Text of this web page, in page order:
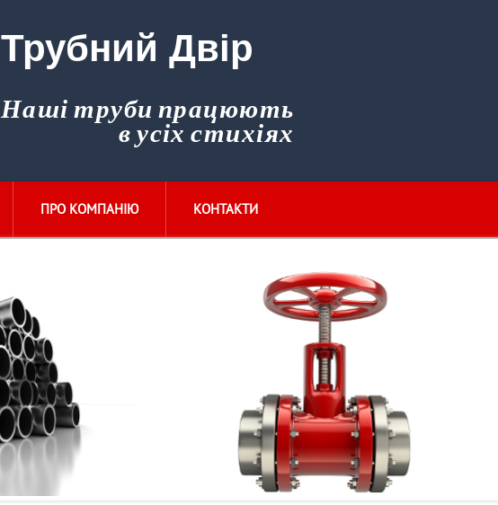
Трубний Двір
Наші труби працюють
в усіх стихіях
ПРО КОМПАНІЮ КОНТАКТИ